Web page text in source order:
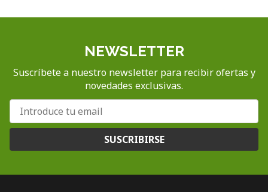
NEWSLETTER
Suscríbete a nuestro newsletter para recibir ofertas y
novedades exclusivas.
SUSCRIBIRSE